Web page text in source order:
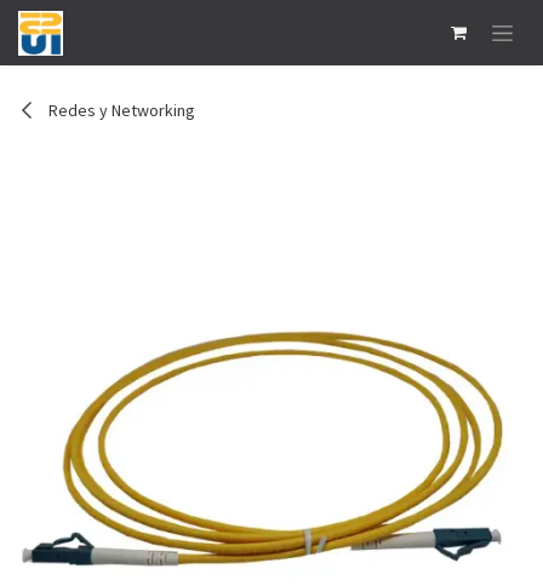
Ir al contenido
Redes y Networking